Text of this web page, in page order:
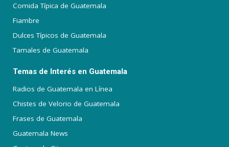
Comida Típica de Guatemala
Fiambre
Dulces Típicos de Guatemala
Tamales de Guatemala
Temas de Interés en Guatemala
Radios de Guatemala en Línea
Chistes de Velorio de Guatemala
Frases de Guatemala
Guatemala News